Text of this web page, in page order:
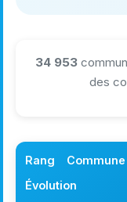
34 953
des
Rang Commune
Évolution